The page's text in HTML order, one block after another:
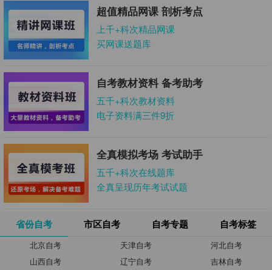
超值精品网课 剖析考点
上千+科次精品网课
买网课送题库
自考教材资料 备考助考
五千+科次教材资料
电子资料满三件9折
全真模拟考场 考试助手
五千+科次在线题库
全真呈现历年考试试题
省份自考 市区自考 自考专题 自考标签
北京自考 天津自考
河北自考
山西自考
辽宁自考 吉林自考